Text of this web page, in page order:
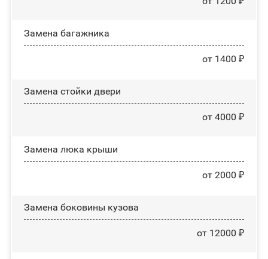
Замена багажника
от 1400 ₽
Зaмeнa cтoйĸи двepи
от 4000 ₽
Зaмeнa люĸa ĸpыши
от 2000 ₽
Замена боковины кузова
от 12000 ₽